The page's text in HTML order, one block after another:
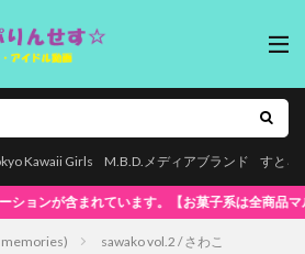
Kawaii Girls M.B.D.メディアブランド すとろ
バイス再生対応!】WindowsOS、Mac、スマ
sawako vol.2 / さわこ